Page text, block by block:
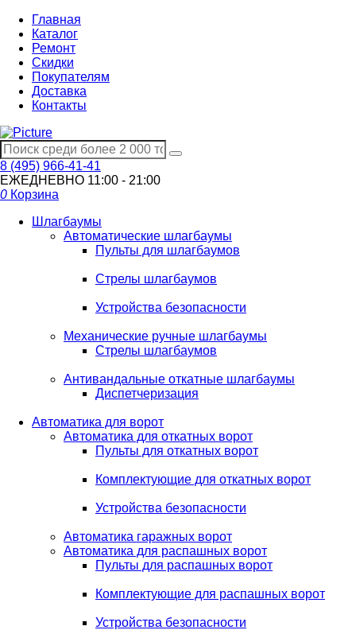
Главная
Каталог
Ремонт
Скидки
Покупателям
Доставка
Контакты
8 (495) 966-41-41
ЕЖЕДНЕВНО 11:00 - 21:00
0 Корзина
Шлагбаумы
Автоматические шлагбаумы
Пульты для шлагбаумов
Стрелы шлагбаумов
Устройства безопасности
Механические ручные шлагбаумы
Стрелы шлагбаумов
Антивандальные откатные шлагбаумы
Диспетчеризация
Автоматика для ворот
Автоматика для откатных ворот
Пульты для откатных ворот
Комплектующие для откатных ворот
Устройства безопасности
Автоматика гаражных ворот
Автоматика для распашных ворот
Пульты для распашных ворот
Комплектующие для распашных ворот
Устройства безопасности